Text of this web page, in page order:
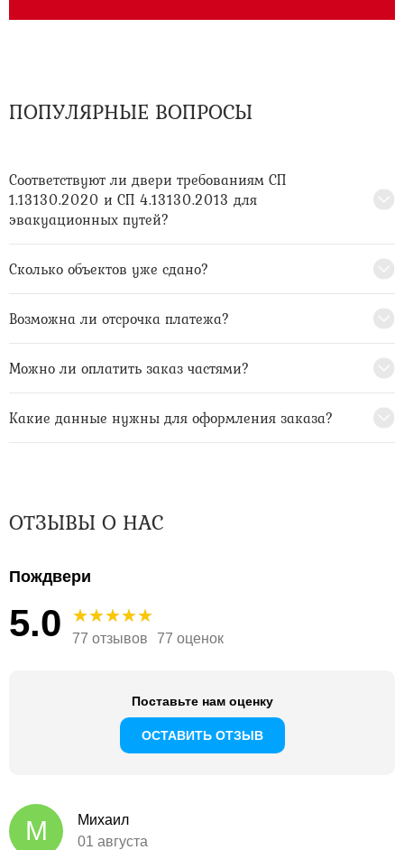
ПОПУЛЯРНЫЕ ВОПРОСЫ
Соответствуют ли двери требованиям СП
1.13130.2020 и СП 4.13130.2013 для
эвакуационных путей?
Сколько объектов уже сдано?
Возможна ли отсрочка платежа?
Можно ли оплатить заказ частями?
Какие данные нужны для оформления заказа?
ОТЗЫВЫ О НАС
Пождвери
5.0 77 отзывов 77 оценок
Поставьте нам оценку
ОСТАВИТЬ ОТЗЫВ
М
Михаил
01 августа